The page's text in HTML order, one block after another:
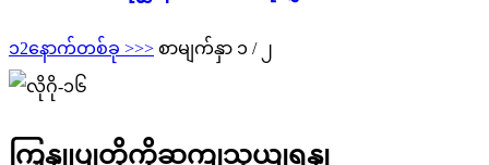
၁2နောက်တစ်ခု >>> စာမျက်နှာ ၁ / ၂
ကြှနျုပျတို့ကိုဆကျသှယျရနျ